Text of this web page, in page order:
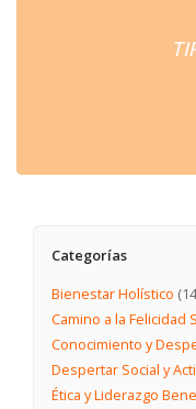
Categorías
Bienestar Holístico
Camino a la Felicidad
Conocimiento y
Despertar Social y
Ética y Liderazgo